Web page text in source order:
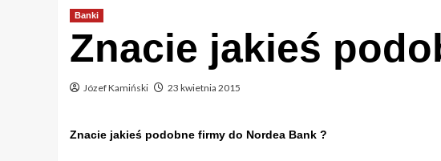
Banki
Znacie jakieś
Józef Kamiński 23 kwietnia 2015
Znacie jakieś podobne firmy do Nordea Bank ?